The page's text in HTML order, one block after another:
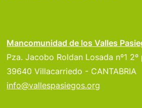
Mancomunidad de los Valles
Pza. Jacobo Roldan Losada nº1 2º
39640 Villacarriedo - CANTABRIA
info@vallespasiegos.org